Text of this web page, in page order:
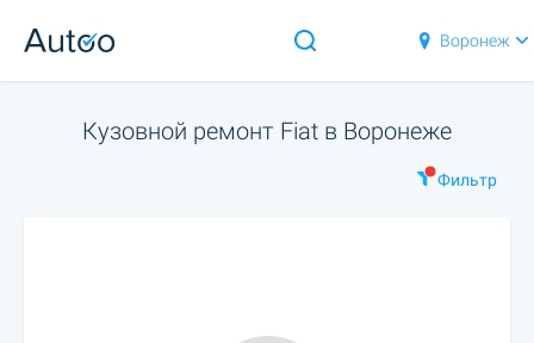
Воронеж
Кузовной ремонт Fiat в Воронеже
Фильтр